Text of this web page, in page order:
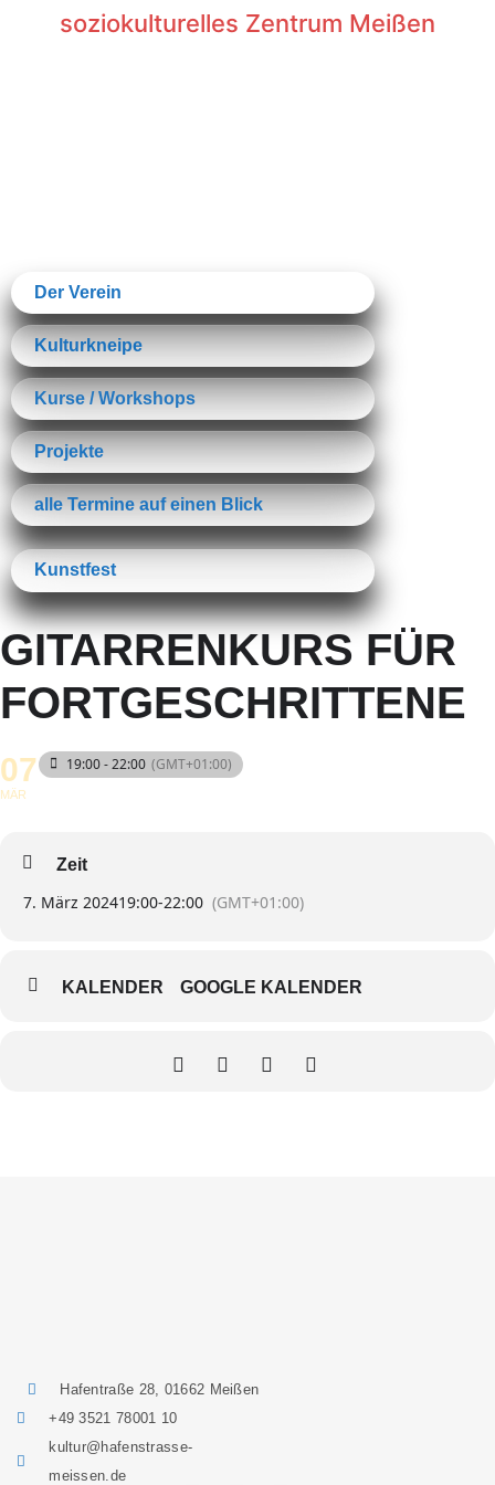
soziokulturelles Zentrum Meißen
Der Verein
Kulturkneipe
Kurse / Workshops
Projekte
alle Termine auf einen Blick
Kunstfest
GITARRENKURS FÜR
FORTGESCHRITTENE
07
MÄR
19:00 - 22:00 (GMT+01:00)
Zeit
7. März 202419:00-22:00 (GMT+01:00)
KALENDER GOOGLE KALENDER
Hafentraße 28, 01662 Meißen
+49 3521 78001 10
kultur@hafenstrasse-
meissen.de